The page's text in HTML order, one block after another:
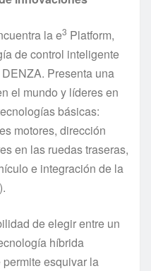
la e3 Platform,
de control inteligente
Presenta una
el mundo y líderes en
básicas:
motores, dirección
en las ruedas traseras,
e integración de la
de elegir entre un
híbrida
esquivar la